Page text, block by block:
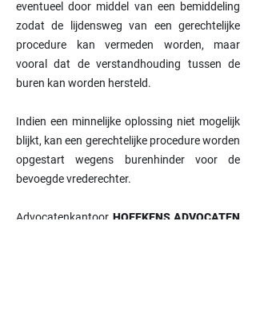
eventueel door middel van een bemiddeling
zodat de lijdensweg van een gerechtelijke
procedure kan vermeden worden, maar
vooral dat de verstandhouding tussen de
buren kan worden hersteld.
Indien een minnelijke oplossing niet mogelijk
blijkt, kan een gerechtelijke procedure worden
opgestart wegens burenhinder voor de
bevoegde vrederechter.
Advocatenkantoor HOEFKENS ADVOCATEN